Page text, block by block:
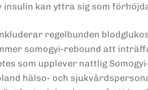
kan yttra sig som
regelbunden
somogyi-rebound att
som upplever nattlig
hälso- och